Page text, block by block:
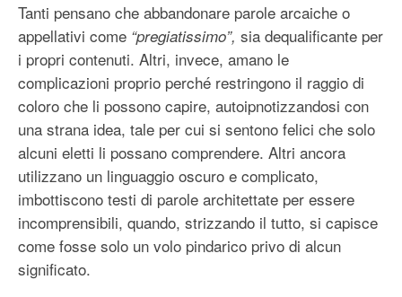
Tanti pensano che abbandonare parole arcaiche o
appellativi come “pregiatissimo”, sia dequalificante per
i propri contenuti. Altri, invece, amano le
complicazioni proprio perché restringono il raggio di
coloro che li possono capire, autoipnotizzandosi con
una strana idea, tale per cui si sentono felici che solo
alcuni eletti li possano comprendere. Altri ancora
utilizzano un linguaggio oscuro e complicato,
imbottiscono testi di parole architettate per essere
incomprensibili, quando, strizzando il tutto, si capisce
come fosse solo un volo pindarico privo di alcun
significato.